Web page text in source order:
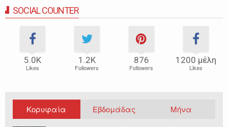
SOCIAL COUNTER
5.0Κ
Likes
1.2Κ
Followers
876
Followers
1200 μέλη
Likes
Κορυφαία Εβδομάδας Μήνα